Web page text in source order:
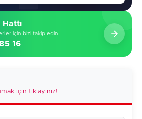
için bizi takip edin!
16
için tıklayınız!